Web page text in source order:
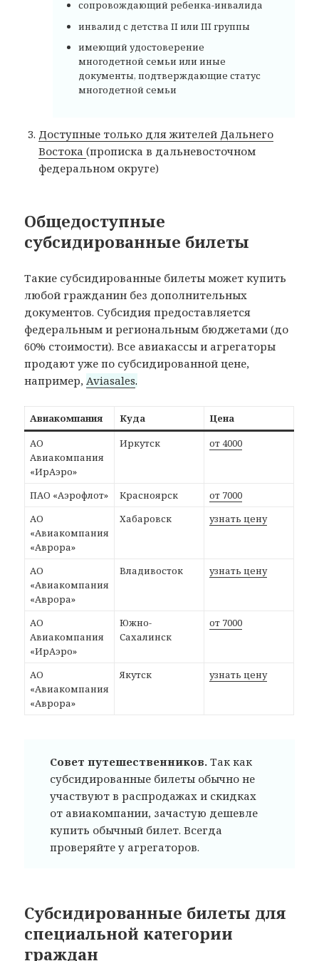
сопровождающий ребенка-инвалида
инвалид с детства II или III группы
имеющий удостоверение
многодетной семьи или иные
документы, подтверждающие статус
многодетной семьи
Доступные только для жителей Дальнего
Востока(прописка в дальневосточном
федеральном округе)
Общедоступные
субсидированные билеты
Такие субсидированные билеты может купить
любой гражданин без дополнительных
документов. Субсидия предоставляется
федеральным и региональным бюджетами (до
60% стоимости). Все авиакассы и агрегаторы
продают уже по субсидированной цене,
например,Aviasales.
Авиакомпания Куда
Цена
АО
Авиакомпания
«ИрАэро»
Иркутск от 4000
ПАО «Аэрофлот» Красноярск
от 7000
АО
«Авиакомпания
«Аврора»
Хабаровск узнать цену
АО
«Авиакомпания
«Аврора»
Владивосток узнать цену
АО
Авиакомпания
«ИрАэро»
Южно-
Сахалинск
от 7000
АО
«Авиакомпания
«Аврора»
Якутск узнать цену
Совет путешественников.Так как
субсидированные билеты обычно не
участвуют в распродажах и скидках
от авиакомпании, зачастую дешевле
купить обычный билет. Всегда
проверяйте у агрегаторов.
Субсидированные билеты для
специальной категории
граждан